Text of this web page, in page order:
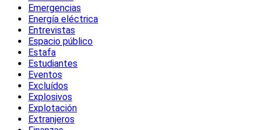
Emergencias
Energía eléctrica
Entrevistas
Espacio público
Estafa
Estudiantes
Eventos
Excluídos
Explosivos
Explotación
Extranjeros